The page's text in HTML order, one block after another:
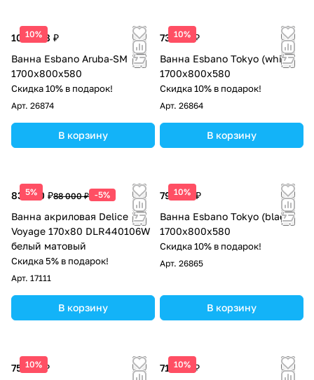
10%
100 088 ₽
Ванна Esbano Aruba-SM
1700x800x580
Скидка 10% в подарок!
Арт. 26874
В корзину
10%
73 950 ₽
Ванна Esbano Tokyo (white)
1700x800x580
Скидка 10% в подарок!
Арт. 26864
В корзину
5%
83 600 ₽88 000 ₽ -5%
Ванна акриловая Delice
Voyage 170х80 DLR440106W
белый матовый
Скидка 5% в подарок!
Арт. 17111
В корзину
10%
79 688 ₽
Ванна Esbano Tokyo (black)
1700x800x580
Скидка 10% в подарок!
Арт. 26865
В корзину
10%
75 225 ₽
10%
71 400 ₽